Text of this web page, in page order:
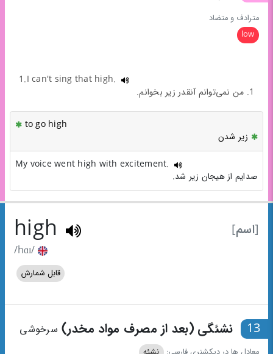
مترادف و متضاد
low
1.I can't sing that high.
1. من نمی‌توانم آنقدر زیر بخوانم.
to go high
زیر شدن
My voice went high with excitement.
صدایم از هیجان زیر شد.
[اسم] high
/hɑɪ/
قابل شمارش
13 نشئگی (بعد از مصرف مواد مخدر) سرخوشی